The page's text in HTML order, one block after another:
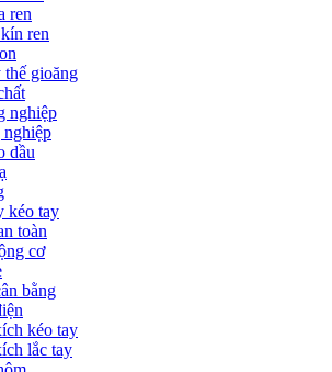
ren
ren
gioăng
nghiệp
dầu
kéo tay
toàn
cơ
bằng
kéo tay
lắc tay